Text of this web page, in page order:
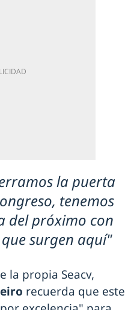
la puerta
tenemos
del próximo con
surgen aquí"
la propia Seacv,
recuerda que este